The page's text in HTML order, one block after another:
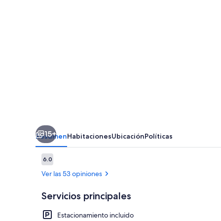
15+
ResumenHabitacionesUbicaciónPolíticas
Opiniones
6.06.0 de 10,
Ver las 53 opiniones
Servicios principales
Estacionamiento incluido